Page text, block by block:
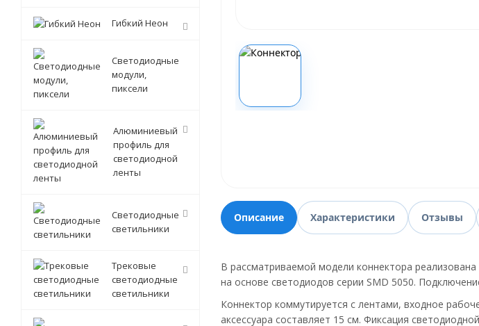
Описание Характеристики Отзывы
В рассматриваемой модели коннектора
на основе светодиодов серии SMD 5050.
Коннектор коммутируется с лентами, входное
аксессуара составляет 15 см. Фиксация
Гибкий Неон
Светодиодные
модули,
пиксели
Алюминиевый
профиль для
светодиодной
ленты
Светодиодные
светильники
Трековые
светодиодные
светильники